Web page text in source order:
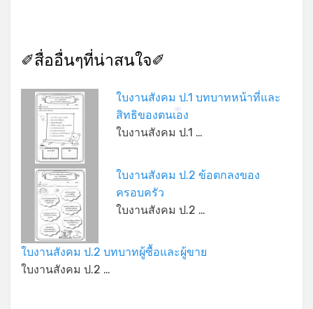
✐สื่ออื่นๆที่น่าสนใจ✐
ใบงานสังคม ป.1 บทบาทหน้าที่และ
สิทธิของตนเอง
ใบงานสังคม ป.1 …
ใบงานสังคม ป.2 ข้อตกลงของ
ครอบครัว
ใบงานสังคม ป.2 …
ใบงานสังคม ป.2 บทบาทผู้ซื้อและผู้ขาย
ใบงานสังคม ป.2 …
*
*